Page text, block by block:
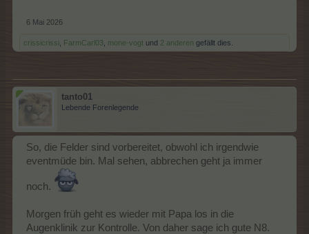
6 Mai 2026
crissicrissi FarmCarl03 mone-vogt und 2 anderen gefällt dies.
tanto01
Lebende Forenlegende
So, die Felder sind vorbereitet, obwohl ich irgendwie
eventmüde bin. Mal sehen, abbrechen geht ja immer
noch.
Morgen früh geht es wieder mit Papa los in die
Augenklinik zur Kontrolle. Von daher sage ich gute N8.